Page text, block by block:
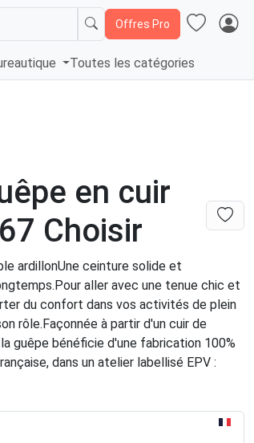
Offres Pro
Toutes les catégories
en cuir
Choisir
ardillonUne ceinture solide et
aller avec une tenue chic et
du confort dans vos activités de plein
rôle.Façonnée à partir d'un cuir de
guêpe bénéficie d'une fabrication 100%
dans un atelier labellisé EPV :